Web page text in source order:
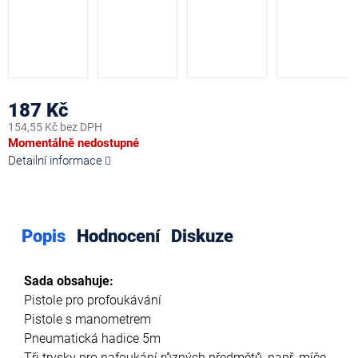
187 Kč
154,55 Kč bez DPH
Měrná
cena:
Momentálně nedostupné
Detailní informace
Popis Hodnocení Diskuze
Sada obsahuje:
Pistole pro profoukávání
Pistole s manometrem
Pneumatická hadice 5m